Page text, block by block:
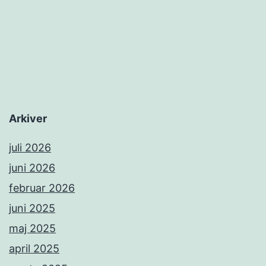
Arkiver
juli 2026
juni 2026
februar 2026
juni 2025
maj 2025
april 2025